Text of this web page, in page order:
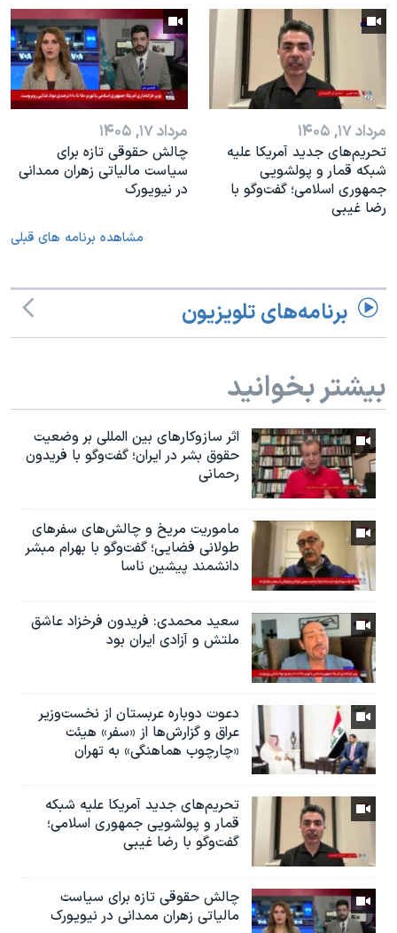
مرداد ۱۷, ۱۴۰۵
تحریم‌های جدید آمریکا علیه
شبکه قمار و پولشویی
جمهوری اسلامی؛ گفت‌وگو با
رضا غیبی
مرداد ۱۷, ۱۴۰۵
چالش حقوقی تازه برای
سیاست مالیاتی زهران ممدانی
در نیویورک
مشاهده برنامه های قبلی
برنامه‌های تلویزیون
بیشتر بخوانید
اثر ساز‌و‌کارهای بین المللی بر وضعیت
حقوق بشر در ایران؛ گفت‌وگو با فریدون
رحمانی
ماموریت مریخ و چالش‌های سفرهای
طولانی فضایی؛ گفت‌وگو با بهرام مبشر
دانشمند پیشین ناسا
سعید محمدی: فریدون فرخزاد عاشق
ملتش و آزادی ایران بود
دعوت دوباره عربستان از نخست‌وزیر
عراق و گزارش‌ها از «سفر» هیئت
«چارچوب هماهنگی» به تهران
تحریم‌های جدید آمریکا علیه شبکه
قمار و پولشویی جمهوری اسلامی؛
گفت‌وگو با رضا غیبی
چالش حقوقی تازه برای سیاست
مالیاتی زهران ممدانی در نیویورک